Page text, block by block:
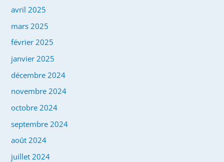
avril 2025
mars 2025
février 2025
janvier 2025
décembre 2024
novembre 2024
octobre 2024
septembre 2024
août 2024
juillet 2024